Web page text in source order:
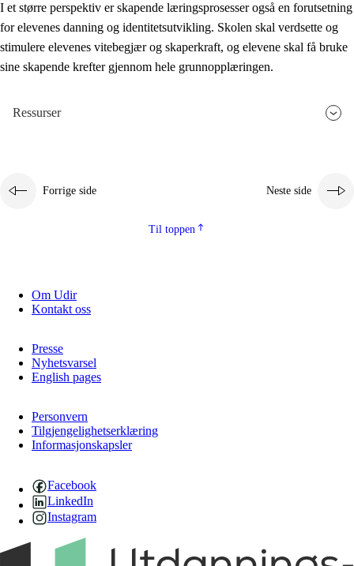
I et større perspektiv er skapende læringsprosesser også en forutsetning
for elevenes danning og identitetsutvikling. Skolen skal verdsette og
stimulere elevenes vitebegjær og skaperkraft, og elevene skal få bruke
sine skapende krefter gjennom hele grunnopplæringen.
Ressurser
Forrige side Neste side
Til toppen
Om Udir
Kontakt oss
Presse
Nyhetsvarsel
English pages
Personvern
Tilgjengelighetserklæring
Informasjonskapsler
Facebook
LinkedIn
Instagram